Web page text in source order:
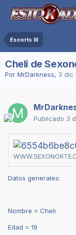
Escorts III
Cheli de
Por MrDarkness, 3 dic
Publicado 3
Datos generales:
Nombre = Cheli
Edad = 19